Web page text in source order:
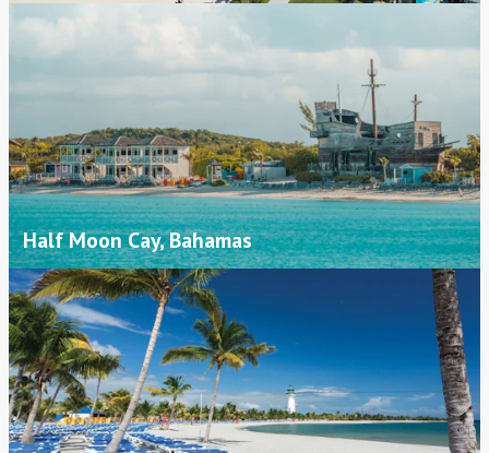
Half Moon Cay, Bahamas